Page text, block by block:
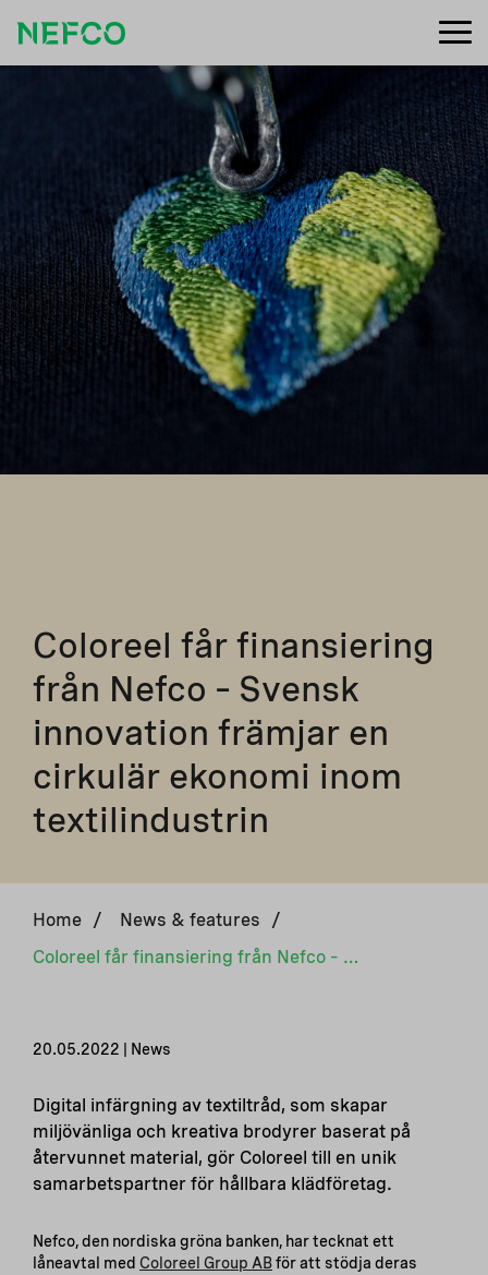
Coloreel får finansiering
från Nefco – Svensk
innovation främjar en
cirkulär ekonomi inom
textilindustrin
Home / News & features
/
Coloreel får finansiering från Nefco – Svensk innovation främjar en cirkulär ekonomi inom textilindustrin
20.05.2022 | News
Digital infärgning av textiltråd, som skapar
miljövänliga och kreativa brodyrer baserat på
återvunnet material, gör Coloreel till en unik
samarbetspartner för hållbara klädföretag.
Nefco, den nordiska gröna banken, har tecknat ett
låneavtal med Coloreel Group ABför att stödja deras